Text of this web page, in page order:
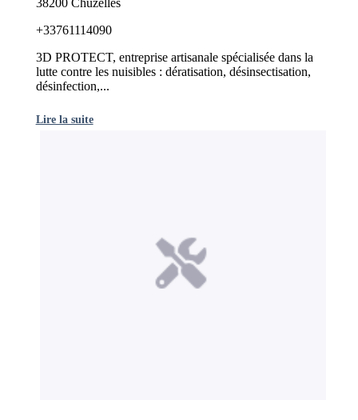
+33761114090
3D PROTECT, entreprise artisanale spécialisée dans la
lutte contre les nuisibles : dératisation, désinsectisation,
désinfection,...
Lire la suite